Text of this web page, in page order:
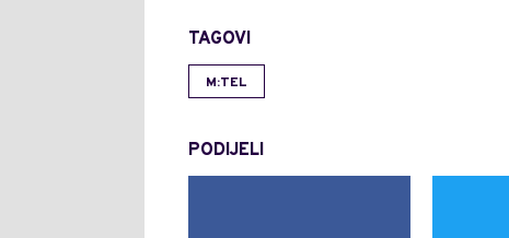
TAGOVI
M:TEL
PODIJELI